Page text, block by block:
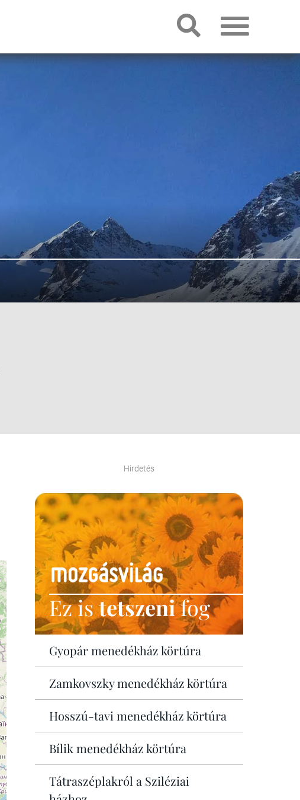
Hirdetés
Ez istetszenifog
Gyopár menedékház körtúra
Zamkovszky menedékház körtúra
Hosszú-tavi menedékház körtúra
Bílik menedékház körtúra
Tátraszéplakról a Sziléziai